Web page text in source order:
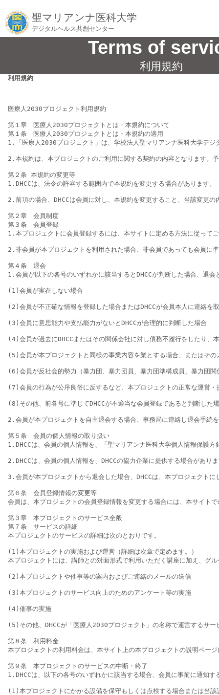
聖マリアンナ医科大学
デジタルヘルス共創センター
Terms of
利用規約
利用規約
医療人2030プロジェクト利用規約
第１章　医療人2030プロジェクトとは・本規約について
第１条　医療人2030プロジェクトとは・本規約の適用
1.「医療人2030プロジェクト」は、学校法人聖マリアンナ医科大学デジ
2.本規約は、本プロジェクトのご利用に関する契約の内容となります。
第２条 本規約の変更等
1.DHCCは、法令の許容する範囲内で本規約を変更する場合があります。
2.前項の場合、DHCCは会員に対し、本規約を変更すること、当該変更
第２章　会員制度
第３条　会員登録
1.本プロジェクトに会員登録するには、本サイトに定める方法に従って
2.非会員が本プロジェクトを利用された場合、非会員であっても会員に
第４条　退会
1.会員が以下の各号のいずれかに該当するとDHCCが判断した場合、退
(1)会員が実在しない場合
(2)会員が不正確な情報を登録した場合またはDHCCが会員本人に連絡を
(3)会員に意思能力や支払能力がないとDHCCが合理的に判断した場合
(4)会員が過去にDHCCまたはその関係会社に対し債務不履行をしたり、
(5)会員が本プロジェクトと同様の事業内容を業とする場合、またはそ
(6)会員が反社会的勢力（暴力団、暴力団員、暴力団準構成員、暴力団
(7)会員の行為が公序良俗に反するなど、本プロジェクトの正常な運営・
(8)その他、前各号に準じてDHCCが不適当な会員登録であると判断した
2.会員が本プロジェクトを自主退会する場合、事務局に連絡し退会手続
第５条　会員の個人情報の取り扱い
1.DHCCは、会員の個人情報を、「聖マリアンナ医科大学個人情
2.DHCCは、会員の個人情報を、DHCCの協力企業に提供する場合があ
3.会員が本プロジェクトから退会した場合、DHCCは、本プロジェクト
第６条　会員登録情報の変更等
会員は、本プロジェクトの会員登録情報を変更する場合には、本サイト
第３章　本プロジェクトのサービス全般
第７条　サービスの詳細
本プロジェクトのサービスの詳細は次のとおりです。
(1)本プロジェクトの実施および運営（詳細は次章で定めます。）
本プロジェクトには、講師との対面形式で利用いただく講座に加え、グ
(2)本プロジェクトや催事等の案内およびご連絡のメールの送信
(3)本プロジェクトのサービス向上のためのアンケート等の実施
(4)催事の実施
(5)その他、DHCCが「医療人2030プロジェクト」の名称で運営するサー
第８条　利用料金
本プロジェクトの利用料金は、本サイト上の本プロジェクトの説明ペー
第９条　本プロジェクトのサービスの中断・終了
1.DHCCは、以下の各号のいずれかに該当する場合、会員に事前に通知
(1)本プロジェクトにかかる設備を保守もしくは点検する場合または当